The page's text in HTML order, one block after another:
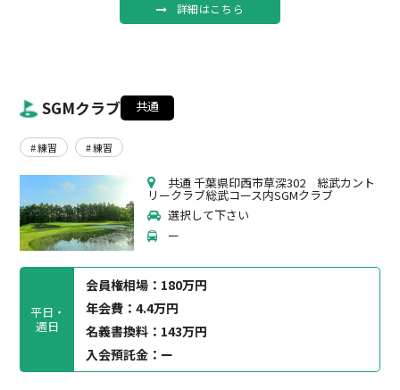
詳細はこちら
SGMクラブ 共通
# 練習 # 練習
共通 千葉県印西市草深302 総武カント
リークラブ総武コース内SGMクラブ
選択して下さい
ー
平日・
週日
会員権相場： 180万円
年会費：4.4万円
名義書換料：143万円
入会預託金：ー